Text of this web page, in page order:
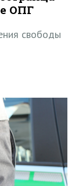
ОПГ
свободы